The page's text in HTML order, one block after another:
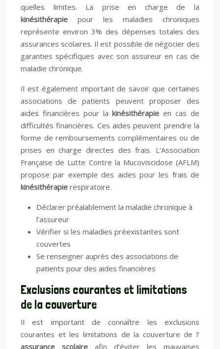
quelles limites. La prise en charge de la
kinésithérapie pour les maladies chroniques
représente environ 3% des dépenses totales des
assurances scolaires. Il est possible de négocier des
garanties spécifiques avec son assureur en cas de
maladie chronique.
Il est également important de savoir que certaines
associations de patients peuvent proposer des
aides financières pour lakinésithérapieen cas de
difficultés financières. Ces aides peuvent prendre la
forme de remboursements complémentaires ou de
prises en charge directes des frais. L’Association
Française de Lutte Contre la Mucoviscidose (AFLM)
propose par exemple des aides pour les frais de
kinésithérapie respiratoire.
Déclarer préalablement la maladie chronique à
l’assureur
Vérifier si les maladies préexistantes sont
couvertes
Se renseigner auprès des associations de
patients pour des aides financières
Exclusions courantes et limitations
de la couverture
Il est important de connaître les exclusions
courantes et les limitations de la couverture de l’
assurance scolaire afin d’éviter les mauvaises